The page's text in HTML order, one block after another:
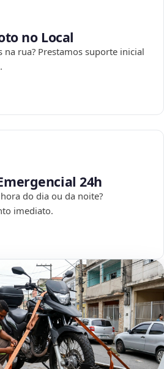
no Local
rua? Prestamos suporte inicial
24h
do dia ou da noite?
imediato.